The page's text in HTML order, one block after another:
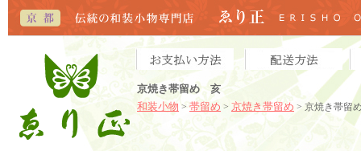
京焼き帯留め 亥
和装小物 > 帯留め > 京焼き帯留め > 京焼き帯留